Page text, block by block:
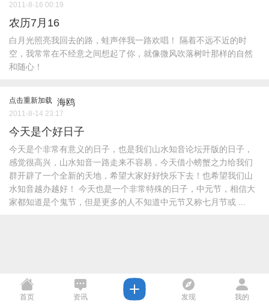
2011-8-16 00:19
农历7月16
白月光照亮我回去的路，蛙声伴我一路欢唱！ 隔着不远不近的时
空，我常常在不经意之间想起了你，就像微风吹落树叶那样的自然
和随心！
点击重新加载 海鸥
2011-8-14 23:17
今天是个好日子
今天是个非常有意义的日子，也是我们山水知音论坛开版的日子，
感觉很高兴，山水知音一路走来不容易，今天借小螃蟹之力给我们
群开辟了一个全新的天地，希望大家好好快乐下去！也希望我们山
水知音越办越好！ 今天也是一个非常特殊的日子，中元节，相信大
家都知道是个鬼节，但是更多的人不知道中元节又称七月节或 ...
首页 资讯 发现 我的